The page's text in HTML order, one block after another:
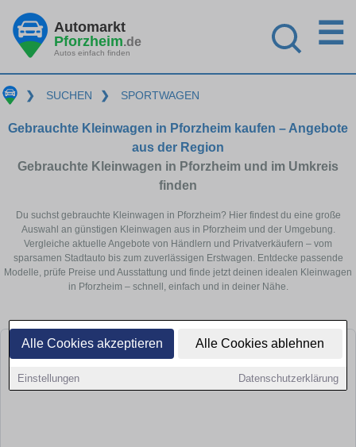
Alle Cookies akzeptieren Alle Cookies ablehnen
Einstellungen Datenschutzerklärung
Automarkt
Pforzheim.de
Autos einfach finden
☰
❯ SUCHEN ❯ SPORTWAGEN
Gebrauchte Kleinwagen in Pforzheim kaufen – Angebote
aus der Region
Gebrauchte Kleinwagen in Pforzheim und im Umkreis
finden
Du suchst gebrauchte Kleinwagen in Pforzheim? Hier findest du eine große
Auswahl an günstigen Kleinwagen aus in Pforzheim und der Umgebung.
Vergleiche aktuelle Angebote von Händlern und Privatverkäufern – vom
sparsamen Stadtauto bis zum zuverlässigen Erstwagen. Entdecke passende
Modelle, prüfe Preise und Ausstattung und finde jetzt deinen idealen Kleinwagen
in Pforzheim – schnell, einfach und in deiner Nähe.